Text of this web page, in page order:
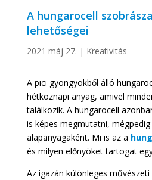
A hungarocell
lehetőségei
2021 máj 27. | Kreativitás
A pici gyöngyökből álló
hétköznapi anyag, amivel
találkozik. A hungarocell
is képes megmutatni,
alapanyagaként. Mi is az a
és milyen előnyöket tartogat
Az igazán különleges